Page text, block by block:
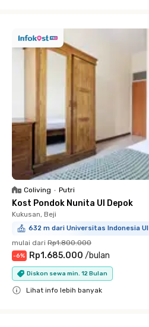
Coliving • Putri
Kost Pondok Nunita UI Depok
Kukusan, Beji
632 m dari Universitas Indonesia UI
mulai dari Rp1.800.000
-6% Rp1.685.000 /bulan
Diskon sewa min. 12 Bulan
Lihat info lebih banyak